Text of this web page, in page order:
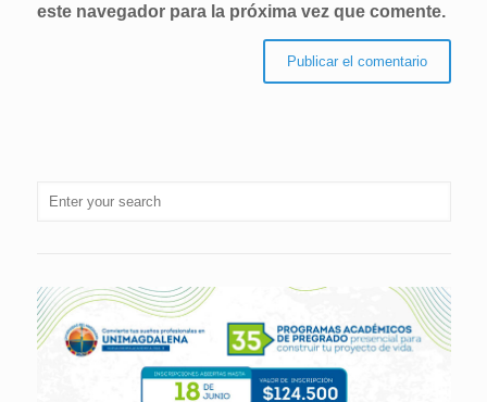
este navegador para la próxima vez que comente.